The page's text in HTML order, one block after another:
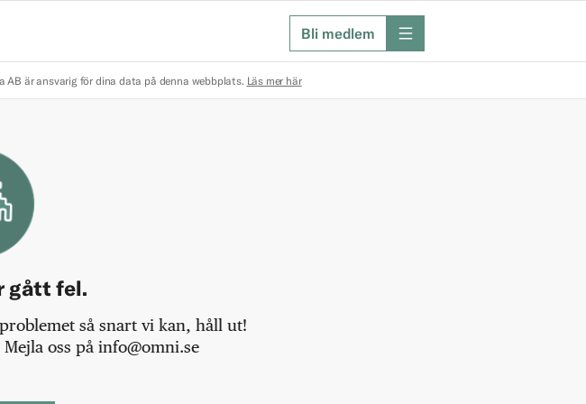
Bli medlem meny
AB är ansvarig för dina data på denna webbplats. Läs mer här
gått fel.
så snart vi kan, håll ut!
oss på info@omni.se